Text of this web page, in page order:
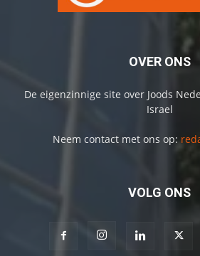
OVER ONS
De eigenzinnige site over Joods
Israel
Neem contact met ons op:
VOLG ONS